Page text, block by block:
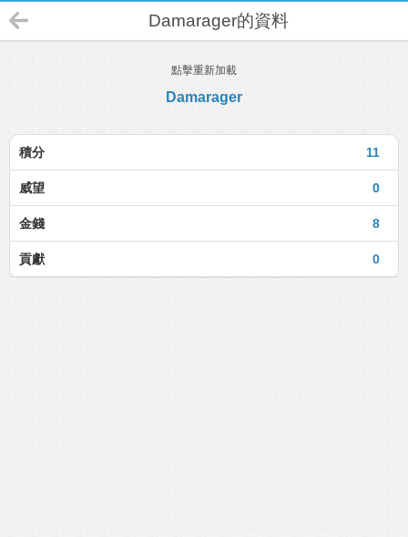
Damarager的資料
點擊重新加載
Damarager
11
積分
0
威望
8
金錢
0
貢獻